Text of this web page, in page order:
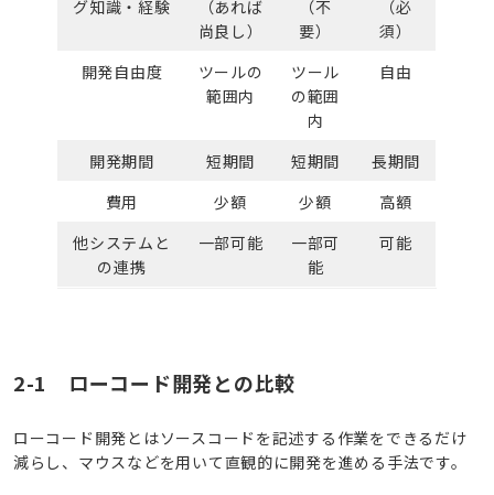
グ知識・経験
（あれば
尚良し）
（不
要）
（必
須）
開発自由度
ツールの
範囲内
ツール
の範囲
内
自由
開発期間 短期間 短期間
長期間
費用
少額 少額
高額
他システムと
の連携
一部可能
一部可
能
可能
2-1 ローコード開発との比較
ローコード開発とはソースコードを記述する作業をできるだけ
減らし、マウスなどを用いて直観的に開発を進める手法です。